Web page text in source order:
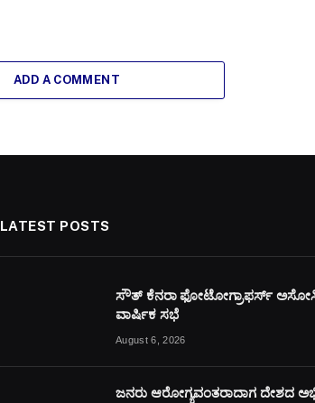
ADD A COMMENT
LATEST POSTS
ಸೌತ್ ಕೆನರಾ ಫೋಟೋಗ್ರಾಫರ್ಸ್
ವಾರ್ಷಿಕ ಸಭೆ
August 6, 2026
ಜನರು ಆರೋಗ್ಯವಂತರಾದಾಗ ದೇಶದ